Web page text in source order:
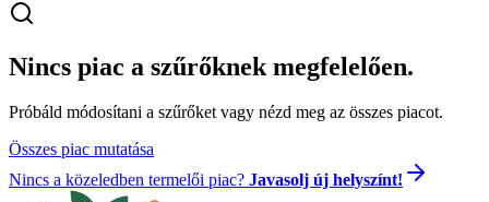
Nincs piac a szűrőknek megfelelően.
Próbáld módosítani a szűrőket vagy nézd meg az összes piacot.
Összes piac mutatása
Nincs a közeledben termelői piac? Javasolj új helyszínt!